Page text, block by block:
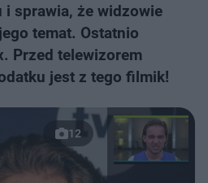
i sprawia, że widzowie
temat. Ostatnio
Przed telewizorem
jest z tego filmik!
12